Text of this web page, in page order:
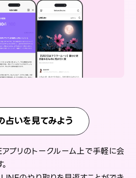
占いを見てみよう
アプリのトークルーム上で手軽に会